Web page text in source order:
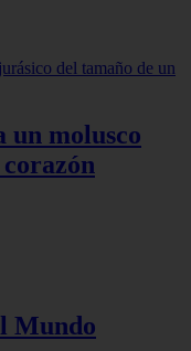
un molusco
Mundo